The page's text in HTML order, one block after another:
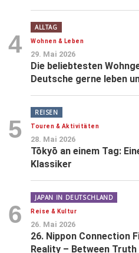
4
ALLTAG
Wohnen & Leben
29. Mai 2026
Die beliebtesten
Deutsche gerne leben
5
REISEN
Touren & Aktivitäten
28. Mai 2026
Tōkyō an einem Tag:
Klassiker
6
JAPAN IN DEUTSCHLAND
Reise & Kultur
26. Mai 2026
26. Nippon Connection
Reality – Between